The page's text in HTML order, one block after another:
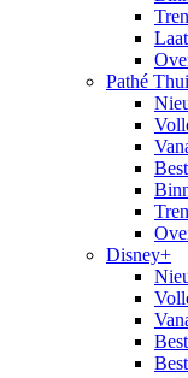
Pathé
Disney+